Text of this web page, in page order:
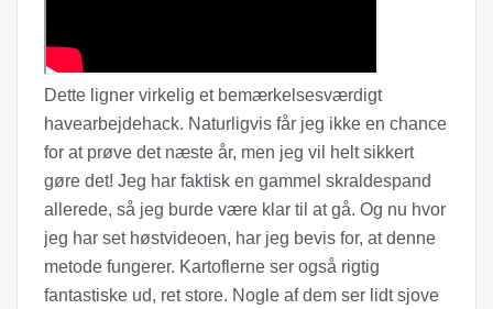
Dette ligner virkelig et bemærkelsesværdigt
havearbejdehack. Naturligvis får jeg ikke en chance
for at prøve det næste år, men jeg vil helt sikkert
gøre det! Jeg har faktisk en gammel skraldespand
allerede, så jeg burde være klar til at gå. Og nu hvor
jeg har set høstvideoen, har jeg bevis for, at denne
metode fungerer. Kartoflerne ser også rigtig
fantastiske ud, ret store. Nogle af dem ser lidt sjove